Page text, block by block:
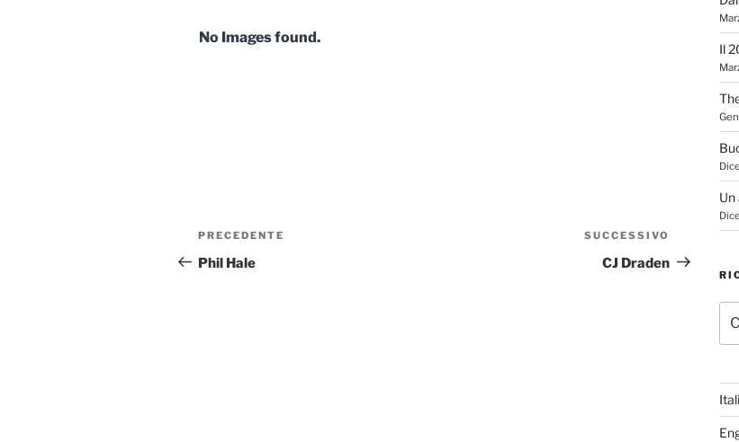
No Images found.
Navigazione
articoli
Articolo
precedente:
PRECEDENTE
Phil Hale
successivo
SUCCESSIVO
CJ Draden
Il
Un